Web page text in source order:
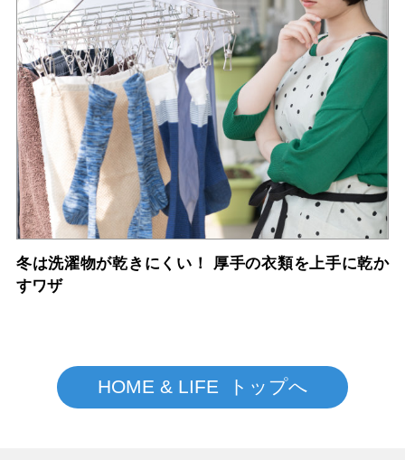
冬は洗濯物が乾きにくい！ 厚手の衣類を上手に乾か
すワザ
HOME & LIFE トップへ